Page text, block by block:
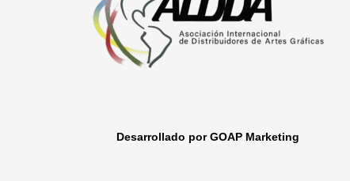
Desarrollado por GOAP Marketing